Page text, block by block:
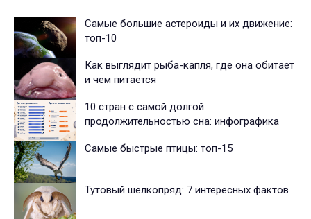
Самые большие астероиды и их движение:
топ-10
Как выглядит рыба-капля, где она обитает
и чем питается
10 стран с самой долгой
продолжительностью сна: инфографика
Самые быстрые птицы: топ-15
Тутовый шелкопряд: 7 интересных фактов